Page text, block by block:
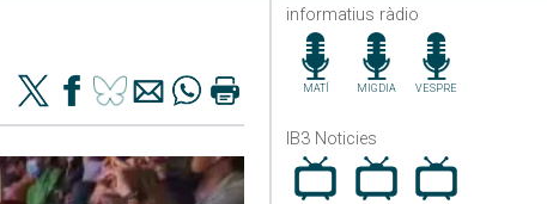
informatius ràdio
MATÍ MIGDIA VESPRE
IB3 Noticies